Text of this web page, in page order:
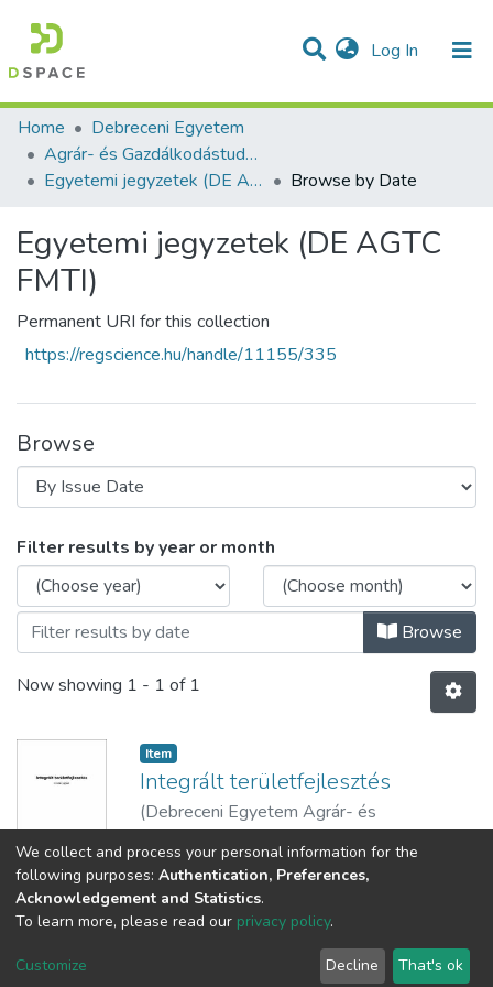
Log In (current)
Communities & Collections
All of DSpace
Home
Debreceni Egyetem
Agrár- és Gazdálkodástudományok Centruma Földhasznosítási, Műszaki és Területfejlesztési Intézet
Egyetemi jegyzetek (DE AGTC FMTI)
Browse by Date
Egyetemi jegyzetek (DE AGTC
FMTI)
Permanent URI for this collection
https://regscience.hu/handle/11155/335
Browse
Browsing Egyetemi jegyzetek (DE AGTC
Filter results by year or month
Browse
Now showing 1 - 1 of 1
Item
Integrált területfejlesztés
(Debreceni Egyetem Agrár- és
Baranyi, Béla
Cookie
End User
Send
We collect and process your personal information for the
following purposes: Authentication, Preferences,
Acknowledgement and Statistics.
To learn more, please read our privacy policy.
Customize Decline That's ok